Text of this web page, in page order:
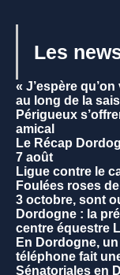
Les
« J’espère
au long de la
Périgueux
amical
Le Récap
7 août
Ligue contre le
Foulées roses
3 octobre, sont
Dordogne : la
centre équestre
En Dordogne,
téléphone fait
Sénatoriales en